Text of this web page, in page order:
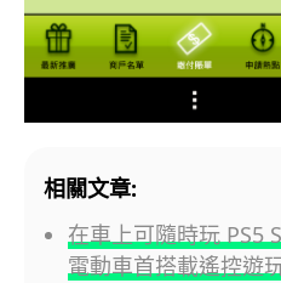
相關文章:
在車上可隨時玩 PS5
電動車首搭載遙控遊